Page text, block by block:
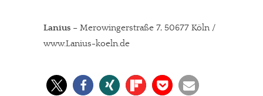
Lanius – Merowingerstraße 7, 50677 Köln /
www.Lanius-koeln.de